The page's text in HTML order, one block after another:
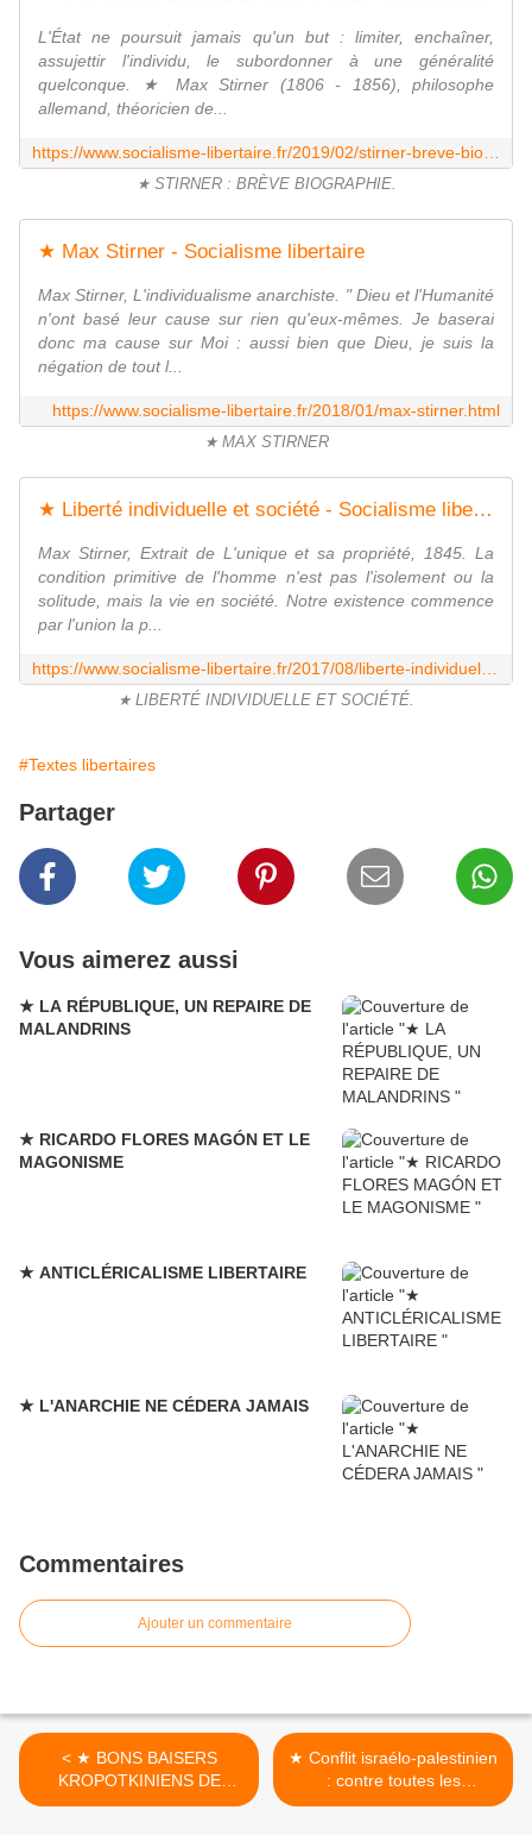
L'État ne poursuit jamais qu'un but : limiter, enchaîner,
assujettir l'individu, le subordonner à une généralité
quelconque. ★ Max Stirner (1806 - 1856), philosophe
allemand, théoricien de...
★ STIRNER : BRÈVE BIOGRAPHIE.
★ Max Stirner - Socialisme libertaire
Max Stirner, L'individualisme anarchiste. " Dieu et l'Humanité
n'ont basé leur cause sur rien qu'eux-mêmes. Je baserai
donc ma cause sur Moi : aussi bien que Dieu, je suis la
négation de tout l...
https://www.socialisme-libertaire.fr/2018/01/max-stirner.html
★ MAX STIRNER
★ Liberté individuelle et société - Socialisme libertaire
Max Stirner, Extrait de L'unique et sa propriété, 1845. La
condition primitive de l'homme n'est pas l'isolement ou la
solitude, mais la vie en société. Notre existence commence
par l'union la p...
★ LIBERTÉ INDIVIDUELLE ET SOCIÉTÉ.
#Textes libertaires
Partager
Vous aimerez aussi
★ LA RÉPUBLIQUE, UN REPAIRE DE
MALANDRINS
★ RICARDO FLORES MAGÓN ET LE
MAGONISME
★ ANTICLÉRICALISME LIBERTAIRE
★ L'ANARCHIE NE CÉDERA JAMAIS
Commentaires
Ajouter un commentaire
< ★ BONS BAISERS
KROPOTKINIENS DE
RUSSIE
★ Conflit israélo-palestinien
: contre toutes les
frontières, pour la paix